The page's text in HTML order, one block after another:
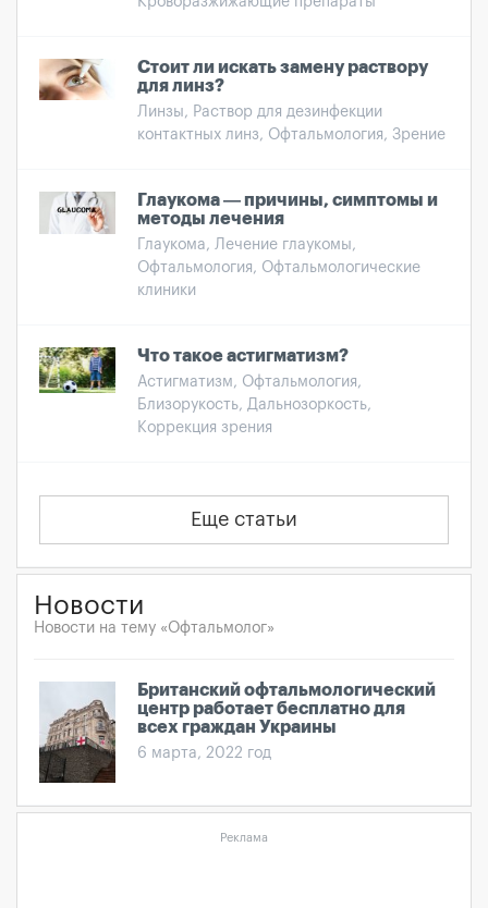
Стоит ли искать замену раствору
для линз?
Линзы, Раствор для дезинфекции
контактных линз, Офтальмология, Зрение
Глаукома — причины, симптомы и
методы лечения
Глаукома, Лечение глаукомы,
Офтальмология, Офтальмологические
клиники
Что такое астигматизм?
Астигматизм, Офтальмология,
Близорукость, Дальнозоркость,
Коррекция зрения
Еще статьи
Новости
Новости на тему «Офтальмолог»
Британский офтальмологический
центр работает бесплатно для
всех граждан Украины
6 марта, 2022 год
Реклама